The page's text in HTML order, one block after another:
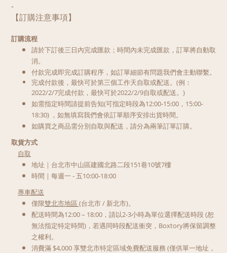
-
【訂購注意事項】
訂購流程
請於下訂後三日內完成匯款；時間內未完成匯款，訂單將自動取
消。
付款完成即完成訂購程序，如訂單細節有問題我們會主動聯繫。
完成付款後，最快可於第三個工作天自取或配送。 (例：
2022/2/7完成付款，最快可於2022/2/9自取或配送。)
如需指定時間請提前告知(可指定時段為12:00-15:00，15:00-
18:30) ，如無填寫我們會依訂單順序安排出貨時間。
如購買之商品需分別自取與配送，請分為兩筆訂單訂購。
取貨方式
自取
地址｜台北市中山區建國北路二段151巷10號7樓
時間｜每週一 - 五10:00-18:00
專車配送
僅限雙北市地區 (台北市 / 新北市)。
配送時間為12:00 – 18:00，請以2-3小時為單位選擇配送時段 (恕
無法指定特定時間)，若遇同時段配送衝突，Boxtory將保留調整
之權利。
消費滿 $4,000 享雙北市特定區域免費配送服務 (僅供單一地址，